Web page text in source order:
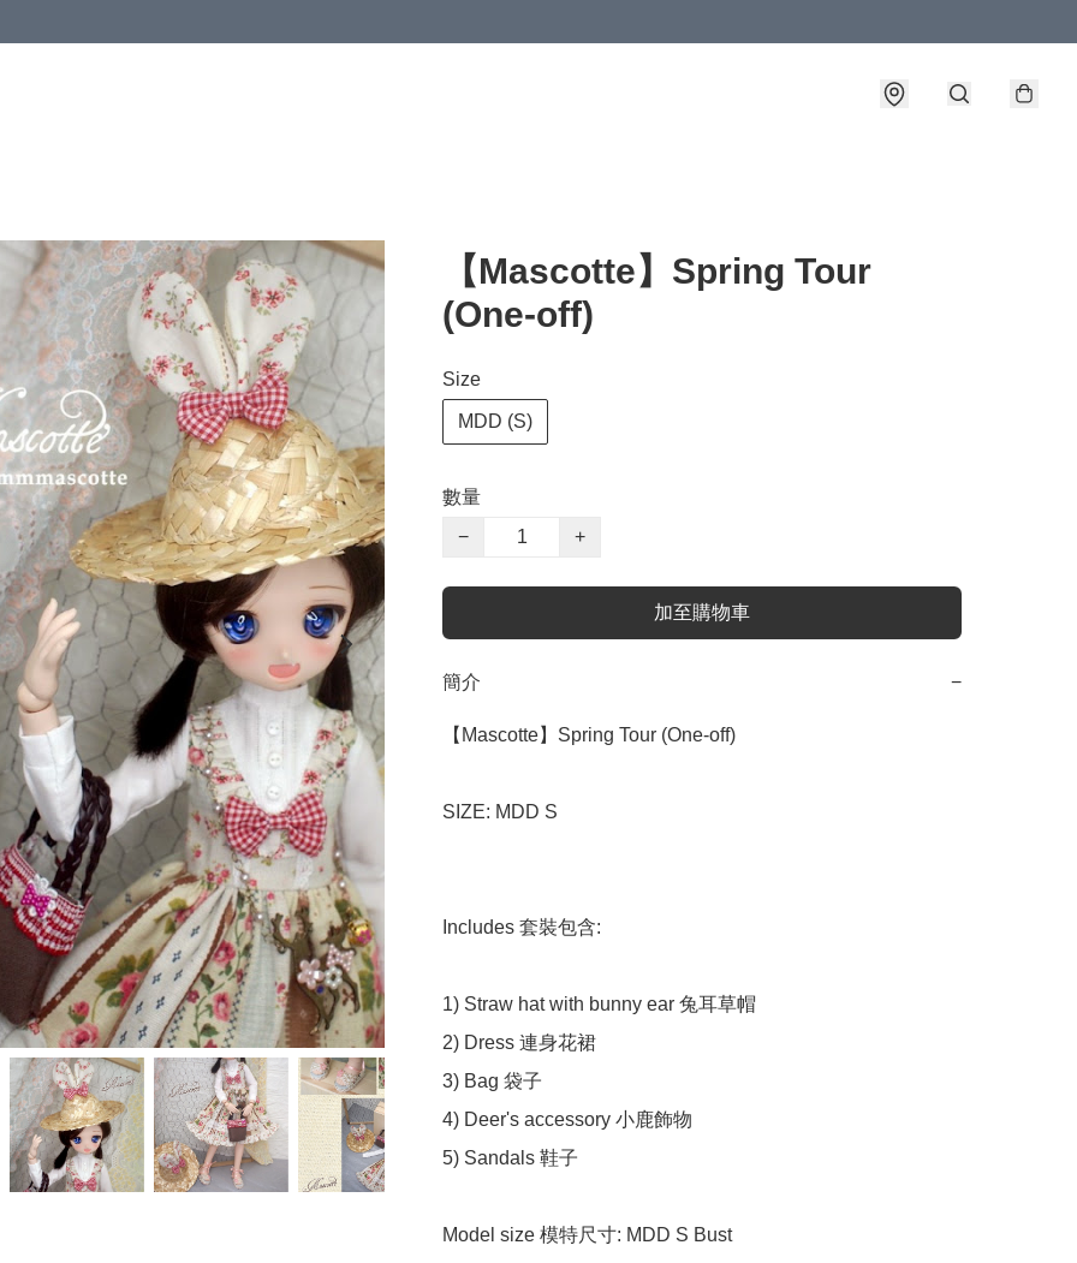
【Mascotte】Spring Tour
(One-off)
Size
MDD (S)
數量
−
+
加至購物車
簡介 −
【Mascotte】Spring Tour (One-off)
SIZE: MDD S
Includes 套裝包含:
1) Straw hat with bunny ear 兔耳草帽
2) Dress 連身花裙
3) Bag 袋子
4) Deer's accessory 小鹿飾物
5) Sandals 鞋子
Model size 模特尺寸: MDD S Bust